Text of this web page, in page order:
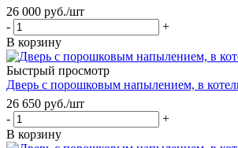
26 000 руб./шт
-
+
В корзину
Быстрый просмотр
Дверь с порошковым напылением, в
26 650 руб./шт
-
+
В корзину